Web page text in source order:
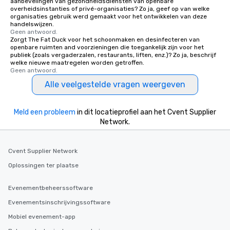
overheidsinstanties of privé-organisaties? Zo ja, geef op van welke
organisaties gebruik werd gemaakt voor het ontwikkelen van deze
handelswijzen.
Geen antwoord.
Zorgt The Fat Duck voor het schoonmaken en desinfecteren van
openbare ruimten and voorzieningen die toegankelijk zijn voor het
publiek (zoals vergaderzalen, restaurants, liften, enz.)? Zo ja, beschrijf
welke nieuwe maatregelen worden getroffen.
Geen antwoord.
Alle veelgestelde vragen weergeven
Meld een probleem in dit locatieprofiel aan het Cvent Supplier
Network.
Cvent Supplier Network
Oplossingen ter plaatse
Evenementbeheerssoftware
Evenementsinschrijvingssoftware
Mobiel evenement-app